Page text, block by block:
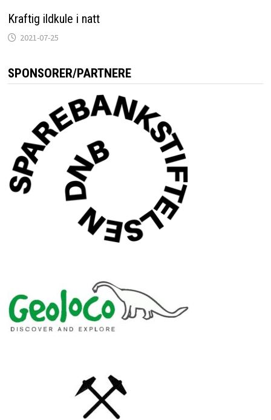
Kraftig ildkule i natt
2021-07-25
SPONSORER/PARTNERE